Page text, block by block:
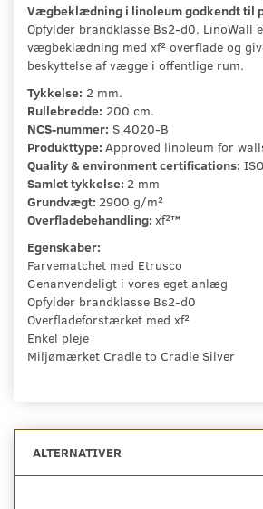
Vægbeklædning i linoleum godkendt til
Opfylder brandklasse Bs2-d0. LinoWall
vægbeklædning med xf² overflade og
beskyttelse af vægge i offentlige rum.
Tykkelse: 2 mm.
Rullebredde: 200 cm.
NCS-nummer: S 4020-B
Produkttype: Approved linoleum for
Quality & environment certifications:
Samlet tykkelse: 2 mm
Grundvægt: 2900 g/m²
Overfladebehandling: xf²™
Egenskaber:
Farvematchet med Etrusco
Genanvendeligt i vores eget anlæg
Opfylder brandklasse Bs2-d0
Overfladeforstærket med xf²
Enkel pleje
Miljømærket Cradle to Cradle Silver
ALTERNATIVER